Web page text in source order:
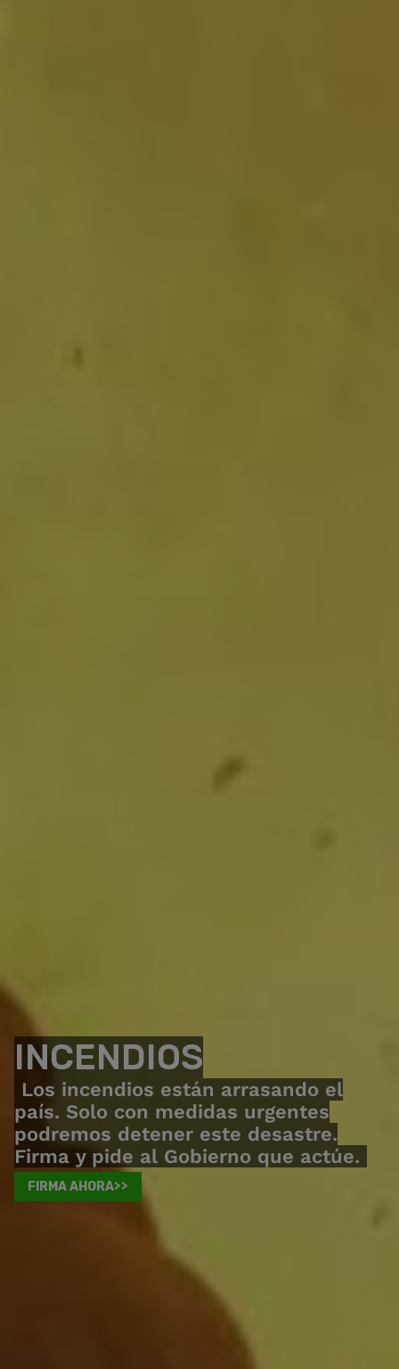
INCENDIOS
Los incendios están arrasando el
país. Solo con medidas urgentes
podremos detener este desastre.
Firma y pide al Gobierno que actúe.
FIRMA AHORA>>